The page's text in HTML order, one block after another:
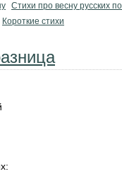
Стихи про весну русских
Короткие стихи